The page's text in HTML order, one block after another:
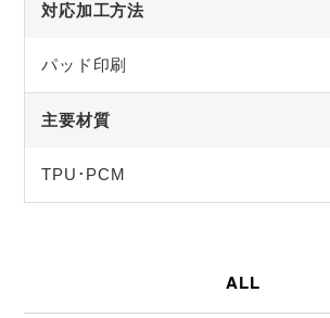
対応加工方法
パッド印刷
主要材質
TPU･PCM
ALL